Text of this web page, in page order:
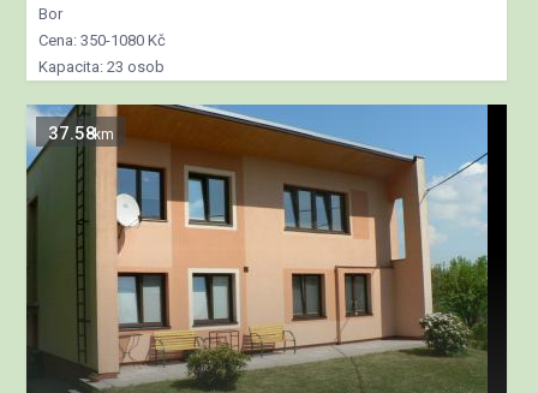
Bor
Cena: 350-1080 Kč
Kapacita: 23 osob
37.58km